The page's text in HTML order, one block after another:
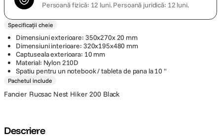
Persoană fizică: 12 luni.Persoană juridică: 12 luni.
Specificații cheie
Dimensiuni exterioare: 350x270x 20 mm
Dimensiuni interioare: 320x195x480 mm
Captuseala exterioara: 10 mm
Material: Nylon 210D
Spatiu pentru un notebook / tableta de pana la 10 "
Pachetul include
Fancier Rucsac Nest Hiker 200 Black
Descriere